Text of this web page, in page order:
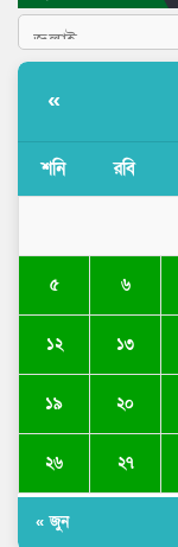
«
শনি রবি
৫ ৬
১২ ১৩
১৯ ২০
২৬ ২৭
« জুন